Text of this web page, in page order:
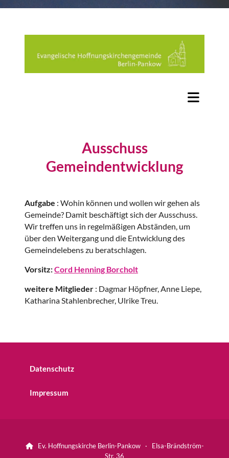
Ausschuss
Gemeindentwicklung
Aufgabe : Wohin können und wollen wir gehen als
Gemeinde? Damit beschäftigt sich der Ausschuss.
Wir treffen uns in regelmäßigen Abständen, um
über den Weitergang und die Entwicklung des
Gemeindelebens zu beratschlagen.
Vorsitz:Cord Henning Borcholt
weitere Mitglieder : Dagmar Höpfner, Anne Liepe,
Katharina Stahlenbrecher, Ulrike Treu.
Datenschutz
Impressum
Ev. Hoffnungskirche Berlin-Pankow · Elsa-Brändström-
Str. 36